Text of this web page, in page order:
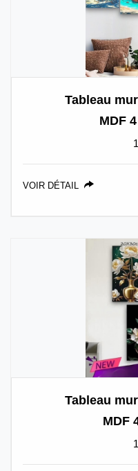
Tableau
MDF
VOIR DÉTAIL
Tableau
MDF